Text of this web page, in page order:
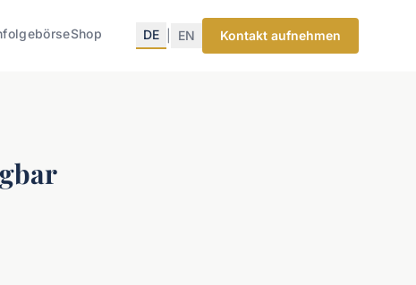
Shop DE EN Kontakt aufnehmen